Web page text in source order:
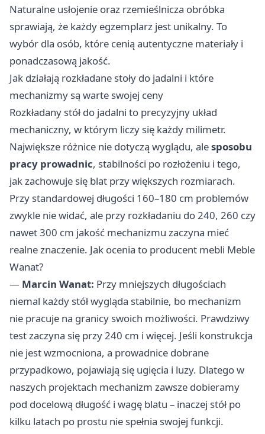
Naturalne usłojenie oraz rzemieślnicza obróbka
sprawiają, że każdy egzemplarz jest unikalny. To
wybór dla osób, które cenią autentyczne materiały i
ponadczasową jakość.
Jak działają rozkładane stoły do jadalni i które
mechanizmy są warte swojej ceny
Rozkładany stół do jadalni to precyzyjny układ
mechaniczny, w którym liczy się każdy milimetr.
Największe różnice nie dotyczą wyglądu, alesposobu
pracy prowadnic, stabilności po rozłożeniu i tego,
jak zachowuje się blat przy większych rozmiarach.
Przy standardowej długości 160–180 cm problemów
zwykle nie widać, ale przy rozkładaniu do 240, 260 czy
nawet 300 cm jakość mechanizmu zaczyna mieć
realne znaczenie. Jak ocenia to producent mebli Meble
Wanat?
— Marcin Wanat: Przy mniejszych długościach
niemal każdy stół wygląda stabilnie, bo mechanizm
nie pracuje na granicy swoich możliwości. Prawdziwy
test zaczyna się przy 240 cm i więcej. Jeśli konstrukcja
nie jest wzmocniona, a prowadnice dobrane
przypadkowo, pojawiają się ugięcia i luzy. Dlatego w
naszych projektach mechanizm zawsze dobieramy
pod docelową długość i wagę blatu – inaczej stół po
kilku latach po prostu nie spełnia swojej funkcji.